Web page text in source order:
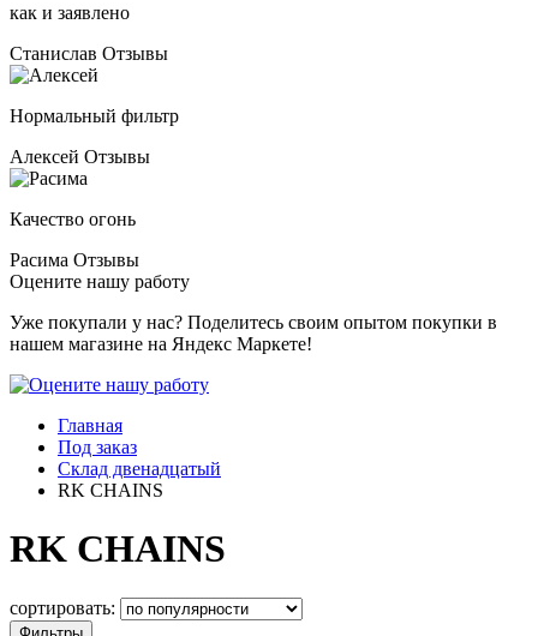
как и заявлено
Станислав Отзывы
Нормальный фильтр
Алексей Отзывы
Качество огонь
Расима Отзывы
Оцените нашу работу
Уже покупали у нас? Поделитесь своим опытом покупки в
нашем магазине на Яндекс Маркете!
Главная
Под заказ
Склад двенадцатый
RK CHAINS
RK CHAINS
сортировать: